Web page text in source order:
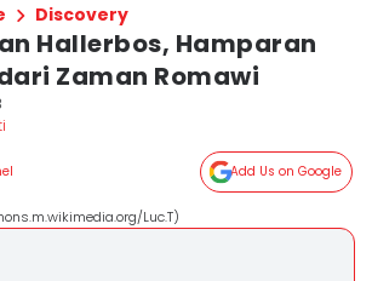
Discovery
Hallerbos, Hamparan
Zaman Romawi
Add Us on Google
Luc.T)